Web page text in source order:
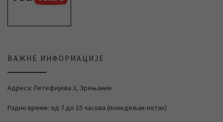
ВАЖНЕ ИНФОРМАЦИЈЕ
Адреса: Петефијева 3, Зрењанин
Радно време: од 7 до 15 часова (понедељак-петак)